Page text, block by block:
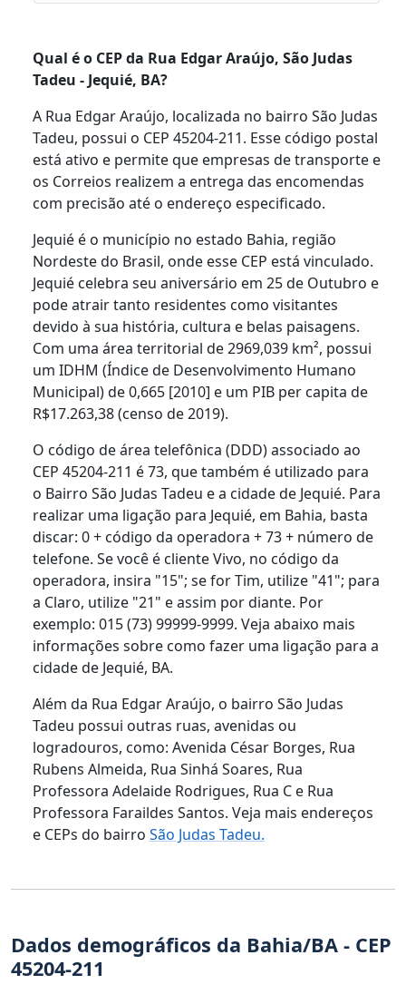
Qual é o CEP da Rua Edgar Araújo, São Judas
Tadeu - Jequié, BA?
A Rua Edgar Araújo, localizada no bairro São Judas
Tadeu, possui o CEP 45204-211. Esse código postal
está ativo e permite que empresas de transporte e
os Correios realizem a entrega das encomendas
com precisão até o endereço especificado.
Jequié é o município no estado Bahia, região
Nordeste do Brasil, onde esse CEP está vinculado.
Jequié celebra seu aniversário em 25 de Outubro e
pode atrair tanto residentes como visitantes
devido à sua história, cultura e belas paisagens.
Com uma área territorial de 2969,039 km², possui
um IDHM (Índice de Desenvolvimento Humano
Municipal) de 0,665 [2010] e um PIB per capita de
R$17.263,38 (censo de 2019).
O código de área telefônica (DDD) associado ao
CEP 45204-211 é 73, que também é utilizado para
o Bairro São Judas Tadeu e a cidade de Jequié. Para
realizar uma ligação para Jequié, em Bahia, basta
discar: 0 + código da operadora + 73 + número de
telefone. Se você é cliente Vivo, no código da
operadora, insira "15"; se for Tim, utilize "41"; para
a Claro, utilize "21" e assim por diante. Por
exemplo: 015 (73) 99999-9999. Veja abaixo mais
informações sobre como fazer uma ligação para a
cidade de Jequié, BA.
Além da Rua Edgar Araújo, o bairro São Judas
Tadeu possui outras ruas, avenidas ou
logradouros, como: Avenida César Borges, Rua
Rubens Almeida, Rua Sinhá Soares, Rua
Professora Adelaide Rodrigues, Rua C e Rua
Professora Faraildes Santos. Veja mais endereços
e CEPs do bairro São Judas Tadeu.
Dados demográficos da Bahia/BA - CEP
45204-211